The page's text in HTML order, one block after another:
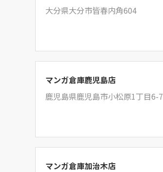
大分県大分市皆春内角604
マンガ倉庫鹿児島店
鹿児島県鹿児島市小松原1丁目6-7
マンガ倉庫加治木店